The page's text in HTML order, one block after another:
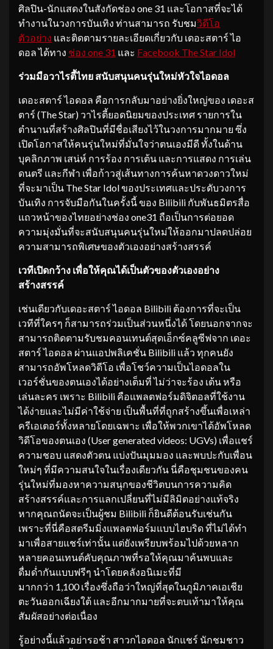
ศิลปิน-นักแสดงในสังกัดช่อง one 31 และโอกาสที่จะได้
ทำงานในวงการบันเทิง ท่านสามารถ รับชมวิดีโอ
ตัวอย่าง และติดตามรายละเอียดเกี่ยวกับ เดอะสตาร์ ไอ
ดอล ได้ทาง ช่อง one 31 และ Facebook The Star Idol
ร่วมมือวาไรตี้ไทย สนับสนุนคนรุ่นใหม่หัวใจไอดอล
เดอะสตาร์ ไอดอล คือการกลับมาอย่างยิ่งใหญ่ของ เดอะส
ตาร์ (The Star) วาไรตี้ยอดนิยมของประเทศ รายการใน
ตำนานที่สร้างศิลปินที่มีชื่อเสียงไว้ในวงการมากมาย ซึ่ง
เปิดโอกาสให้คนรุ่นใหม่ที่มั่นใจว่าตนเองมีดี ทั้งในด้าน
บุคลิกภาพ เสน่ห์ การร้อง การเต้น และการแสดง การเล่น
ดนตรี และกีฬา เพื่อก้าวสู่เส้นทางการค้นหาดวงดาวใหม่
ที่จะมาเป็น The Star Idol ของประเทศและประดับวงการ
บันเทิง การจับมือกันในครั้งนี้ ของ Bilibili กับพันธมิตรสื่อ
แถวหน้าของไทยอย่างช่อง one31 ถือเป็นการต่อยอด
ความมุ่งมั่นที่จะสนับสนุนคนรุ่นใหม่ให้ออกมาปลดปล่อย
ความสามารถพิเศษของตัวเองอย่างสร้างสรรค์
เวทีเปิดกว้าง เพื่อให้คุณได้เป็นตัวของตัวเองอย่าง
สร้างสรรค์
เช่นเดียวกับเดอะสตาร์ ไอดอล Bilibili ต้องการที่จะเป็น
เวทีที่ใครๆ ก็สามารถร่วมเป็นส่วนหนึ่งได้ โดยนอกจากจะ
สามารถติดตามรับชมคอนเทนต์สุดเอ็กซ์คลูซีฟจาก เดอะ
สตาร์ ไอดอล ผ่านแอปพลิเคชั่น Bilibili แล้ว ทุกคนยัง
สามารถอัพโหลดวิดีโอ เพื่อโชว์ความเป็นไอดอลใน
เวอร์ชั่นของตนเองได้อย่างเต็มที่ ไม่ว่าจะร้อง เต้น หรือ
เล่นละคร เพราะ Bilibili คือแพลตฟอร์มดิจิตอลที่ใช้งาน
ได้ง่ายและไม่มีค่าใช้จ่าย เป็นพื้นที่ที่ถูกสร้างขึ้นเพื่อเหล่า
ครีเอเตอร์ทั้งหลายโดยเฉพาะ เพื่อให้พวกเขาได้อัพโหลด
วิดีโอของตนเอง (User generated videos: UGVs) เพื่อแชร์
ความชอบ แสดงตัวตน แบ่งปันมุมมอง และพบปะกับเพื่อน
ใหม่ๆ ที่มีความสนใจในเรื่องเดียวกัน นี่คือชุมชนของคน
รุ่นใหม่ที่มองหาความสนุกของชีวิตบนการความคิด
สร้างสรรค์และการแลกเปลี่ยนที่ไม่มีลิมิตอย่างแท้จริง
หากคุณถนัดจะเป็นผู้ชม Bilibili ก็ยินดีต้อนรับเช่นกัน
เพราะที่นี่คือสตรีมมิ่งแพลตฟอร์มแบบไฮบริด ที่ไม่ได้ทำ
มาเพื่อสายแชร์เท่านั้น แต่ยังเพรียบพร้อมไปด้วยหลาก
หลายคอนเทนต์คับคุณภาพที่รอให้คุณมาค้นพบและ
ดื่มด่ำกันแบบฟรีๆ นำโดยคลังอนิเมะที่มี
มากกว่า 1,100 เรื่องซึ่งถือว่าใหญ่ที่สุดในภูมิภาคเอเชีย
ตะวันออกเฉียงใต้ และอีกมากมายที่จะตบเท้ามาให้คุณ
สัมผัสอย่างต่อเนื่อง
รู้อย่างนี้แล้วอย่ารอช้า สาวกไอดอล นักแชร์ นักชมชาว